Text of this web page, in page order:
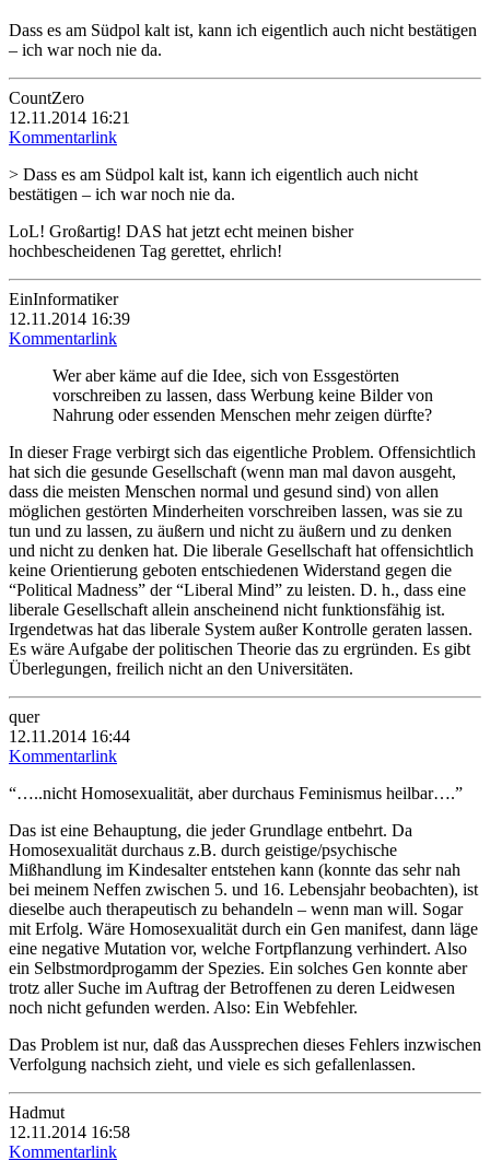
Dass es am Südpol kalt ist, kann ich eigentlich auch nicht bestätigen
– ich war noch nie da.
CountZero
12.11.2014 16:21
Kommentarlink
> Dass es am Südpol kalt ist, kann ich eigentlich auch nicht
bestätigen – ich war noch nie da.
LoL! Großartig! DAS hat jetzt echt meinen bisher
hochbescheidenen Tag gerettet, ehrlich!
EinInformatiker
12.11.2014 16:39
Kommentarlink
Wer aber käme auf die Idee, sich von Essgestörten
vorschreiben zu lassen, dass Werbung keine Bilder von
Nahrung oder essenden Menschen mehr zeigen dürfte?
In dieser Frage verbirgt sich das eigentliche Problem. Offensichtlich
hat sich die gesunde Gesellschaft (wenn man mal davon ausgeht,
dass die meisten Menschen normal und gesund sind) von allen
möglichen gestörten Minderheiten vorschreiben lassen, was sie zu
tun und zu lassen, zu äußern und nicht zu äußern und zu denken
und nicht zu denken hat. Die liberale Gesellschaft hat offensichtlich
keine Orientierung geboten entschiedenen Widerstand gegen die
“Political Madness” der “Liberal Mind” zu leisten. D. h., dass eine
liberale Gesellschaft allein anscheinend nicht funktionsfähig ist.
Irgendetwas hat das liberale System außer Kontrolle geraten lassen.
Es wäre Aufgabe der politischen Theorie das zu ergründen. Es gibt
Überlegungen, freilich nicht an den Universitäten.
quer
12.11.2014 16:44
Kommentarlink
“…..nicht Homosexualität, aber durchaus Feminismus heilbar….”
Das ist eine Behauptung, die jeder Grundlage entbehrt. Da
Homosexualität durchaus z.B. durch geistige/psychische
Mißhandlung im Kindesalter entstehen kann (konnte das sehr nah
bei meinem Neffen zwischen 5. und 16. Lebensjahr beobachten), ist
dieselbe auch therapeutisch zu behandeln – wenn man will. Sogar
mit Erfolg. Wäre Homosexualität durch ein Gen manifest, dann läge
eine negative Mutation vor, welche Fortpflanzung verhindert. Also
ein Selbstmordprogamm der Spezies. Ein solches Gen konnte aber
trotz aller Suche im Auftrag der Betroffenen zu deren Leidwesen
noch nicht gefunden werden. Also: Ein Webfehler.
Das Problem ist nur, daß das Aussprechen dieses Fehlers inzwischen
Verfolgung nachsich zieht, und viele es sich gefallenlassen.
Hadmut
12.11.2014 16:58
Kommentarlink